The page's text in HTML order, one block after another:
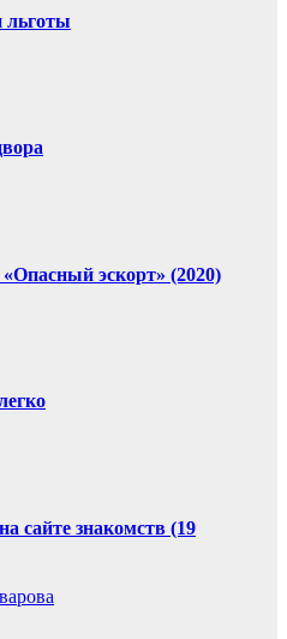
льготы
эскорт» (2020)
сайте знакомств (19